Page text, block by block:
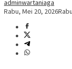
adminwartaniaga
Rabu, Mei 20, 2026